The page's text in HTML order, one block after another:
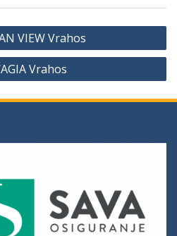
VIEW Vrahos
Vrahos